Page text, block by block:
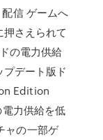
信 ゲームへ
さえられて
の電力供給
デート版ド
Edition
電力供給を低
ャの一部ゲ